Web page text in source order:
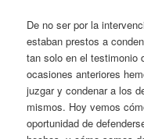
De no ser por la
estaban prestos a
tan solo en el testimonio
ocasiones anteriores
juzgar y condenar a los
mismos. Hoy vemos
oportunidad de